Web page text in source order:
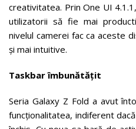
creativitatea. Prin One UI
utilizatorii să fie mai
nivelul camerei fac ca aceste
și mai intuitive.
Taskbar îmbunătățit
Seria Galaxy Z Fold a avut
funcționalitatea, indiferent